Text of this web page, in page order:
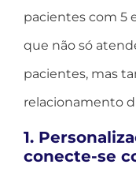
pacientes com 5
que não só
pacientes, mas
relacionamento
1.
conecte-se